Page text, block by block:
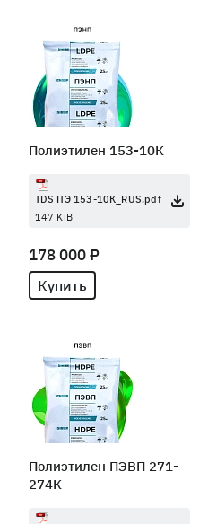
Полиэтилен 153-10К
TDS ПЭ 153-10К_RUS.pdf
147 KiB
178 000 ₽
Купить
Полиэтилен ПЭВП 271-
274К